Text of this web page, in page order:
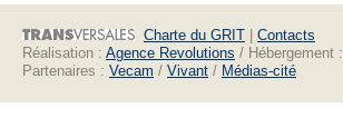
Charte du GRIT | Contacts
Réalisation : Agence Revolutions / Hébergement :
Partenaires : Vecam / Vivant / Médias-cité